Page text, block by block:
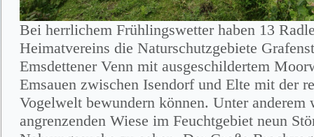
Bei herrlichem Frühlingswetter haben 13
Heimatvereins die Naturschutzgebiete
Emsdettener Venn mit ausgeschildertem
Emsauen zwischen Isendorf und Elte mit der
Vogelwelt bewundern können. Unter anderem
angrenzenden Wiese im Feuchtgebiet neun